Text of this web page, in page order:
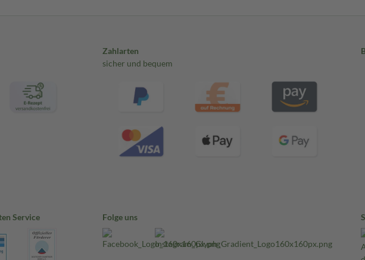
Zahlarten
sicher und bequem
Service Folge uns